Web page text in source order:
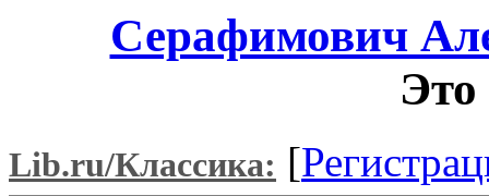
Серафимович
Это
Lib.ru/Классика: [